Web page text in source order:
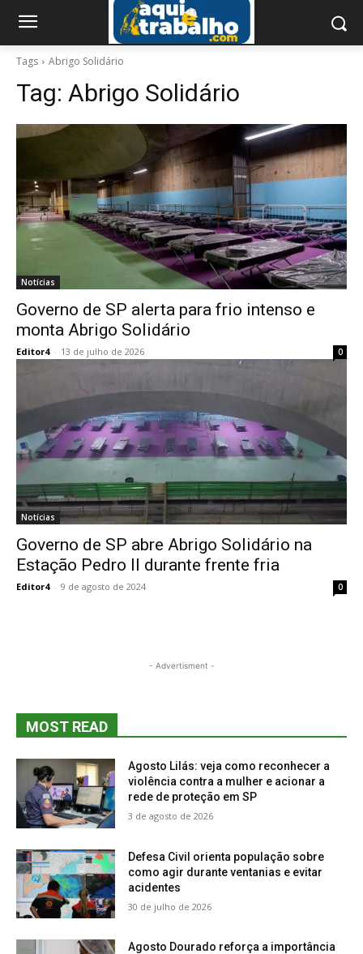
Tags Abrigo Solidário
Tag: Abrigo Solidário
Notícias
Governo de SP alerta para frio intenso e
monta Abrigo Solidário
Editor4 - 13 de julho de 2026 0
Notícias
Governo de SP abre Abrigo Solidário na
Estação Pedro II durante frente fria
Editor4 - 9 de agosto de 2024 0
- Advertisment -
MOST READ
Agosto Lilás: veja como reconhecer a
violência contra a mulher e acionar a
rede de proteção em SP
3 de agosto de 2026
Defesa Civil orienta população sobre
como agir durante ventanias e evitar
acidentes
30 de julho de 2026
Agosto Dourado reforça a importância